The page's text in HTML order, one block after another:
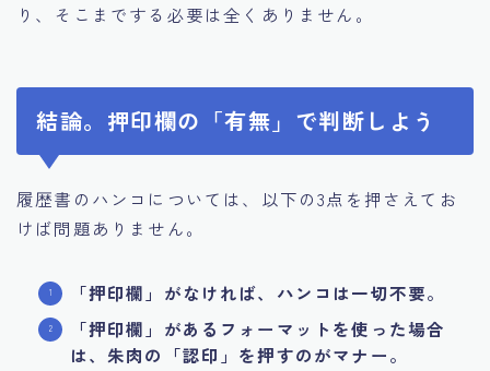
り、そこまでする必要は全くありません。
結論。押印欄の「有無」で判断しよう
履歴書のハンコについては、以下の3点を押さえてお
けば問題ありません。
「押印欄」がなければ、ハンコは一切不要。
「押印欄」があるフォーマットを使った場合
は、朱肉の「認印」を押すのがマナー。